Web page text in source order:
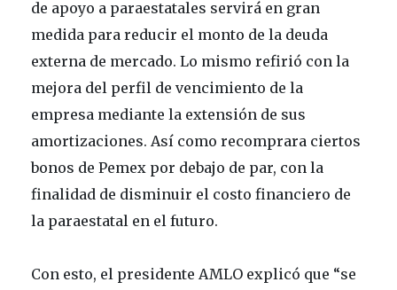
de apoyo a paraestatales servirá en gran
medida para reducir el monto de la deuda
externa de mercado. Lo mismo refirió con la
mejora del perfil de vencimiento de la
empresa mediante la extensión de sus
amortizaciones. Así como recomprara ciertos
bonos de Pemex por debajo de par, con la
finalidad de disminuir el costo financiero de
la paraestatal en el futuro.
Con esto, el presidente AMLO explicó que “se